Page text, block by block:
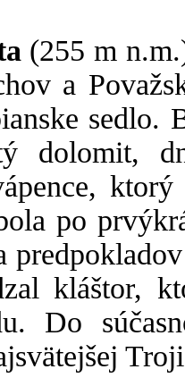
(255 m
a
dolomit,
po
kláštor,
Do